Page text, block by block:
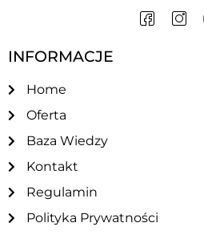
INFORMACJE
Home
Oferta
Baza Wiedzy
Kontakt
Regulamin
Polityka Prywatności